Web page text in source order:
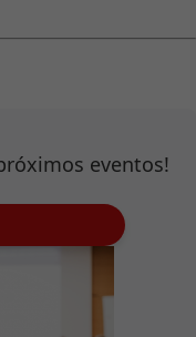
eventos!